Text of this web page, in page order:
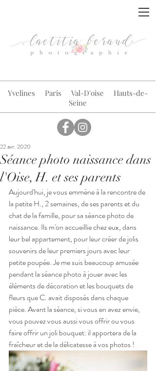
Yvelines Paris Val-D'oise Hauts-de-
Seine
Séance photo naissance dans
l'Oise, H. et ses parents
22 avr. 2020
Aujourd'hui, je vous emmène à la rencontre de
la petite H., 2 semaines, de ses parents et du
chat de la famille, pour sa séance photo de
naissance. Ils m'on accueillie chez eux, dans
leur bel appartement, pour leur créer de jolis
souvenirs de leur premiers jours avec leur
petite poupée. Je me suis beaucoup amusée
pendant la séance photo à jouer avec les
éléments de décoration et les bouquets de
fleurs que C. avait disposés dans chaque
pièce. Avant la séance, si vous en avez envie,
vous pouvez vous aussi vous offrir ou vous
faire offrir un joli bouquet: il apportera de la
fraîcheur et de la délicatesse à vos photos !